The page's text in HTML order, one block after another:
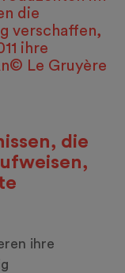
die
verschaffen,
ihre
Le Gruyère
die
ihre